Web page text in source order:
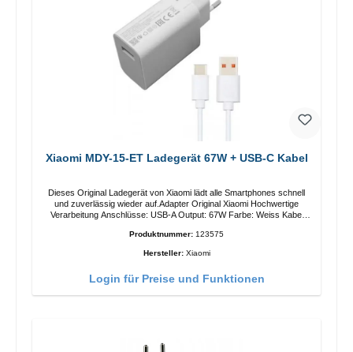
Xiaomi MDY-15-ET Ladegerät 67W + USB-C Kabel
Dieses Original Ladegerät von Xiaomi lädt alle Smartphones schnell
und zuverlässig wieder auf.Adapter Original Xiaomi Hochwertige
Verarbeitung Anschlüsse: USB-A Output: 67W Farbe: Weiss Kabel
Produktnummer: 123575
Hersteller: Xiaomi
Login für Preise und Funktionen